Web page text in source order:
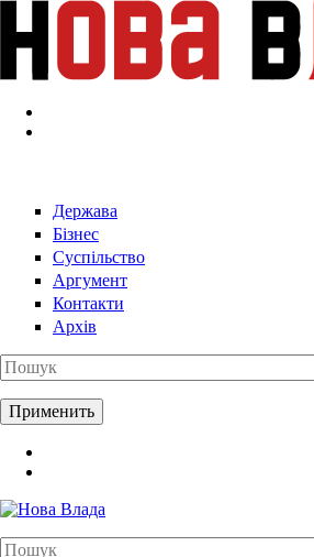
Перейти к основному содержанию
Держава
Бізнес
Суспільство
Аргумент
Контакти
Архів